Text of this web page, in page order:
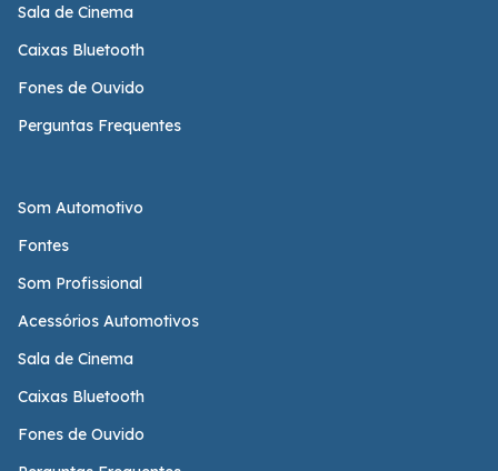
Sala de Cinema
Caixas Bluetooth
Fones de Ouvido
Perguntas Frequentes
Som Automotivo
Fontes
Som Profissional
Acessórios Automotivos
Sala de Cinema
Caixas Bluetooth
Fones de Ouvido